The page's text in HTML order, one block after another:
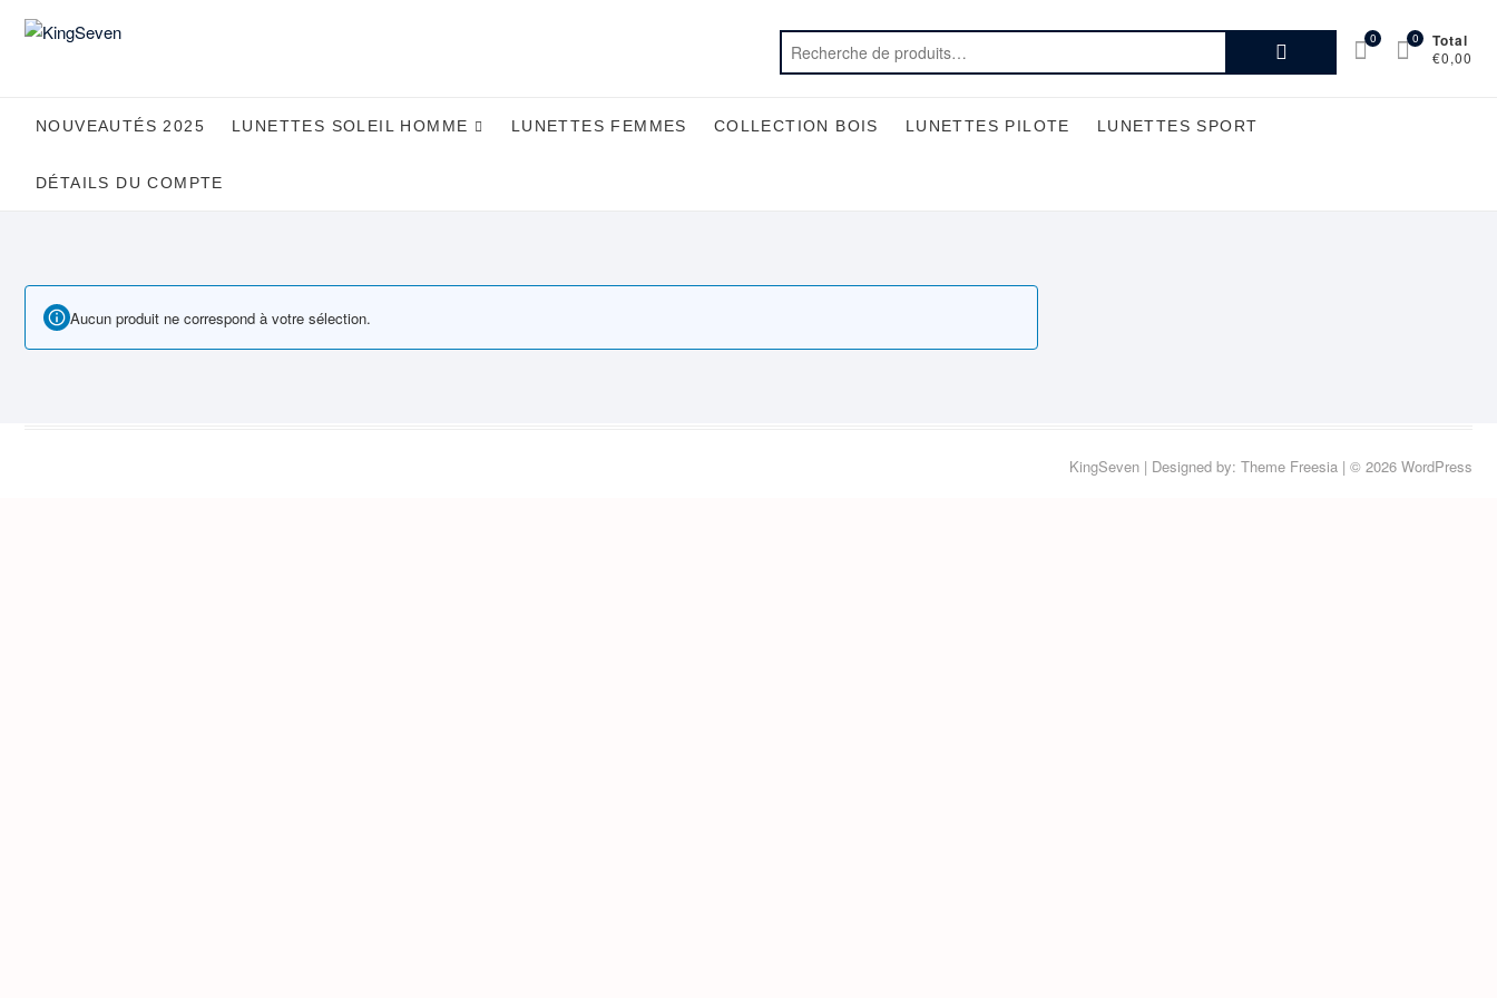
Recherche
0 Total
€0,00
0
NOUVEAUTÉS 2025 LUNETTES SOLEIL HOMME LUNETTES FEMMES COLLECTION BOIS LUNETTES PILOTE LUNETTES SPORT
DÉTAILS DU COMPTE
Aucun produit ne correspond à votre sélection.
KingSeven | Designed by: Theme Freesia | © 2026 WordPress